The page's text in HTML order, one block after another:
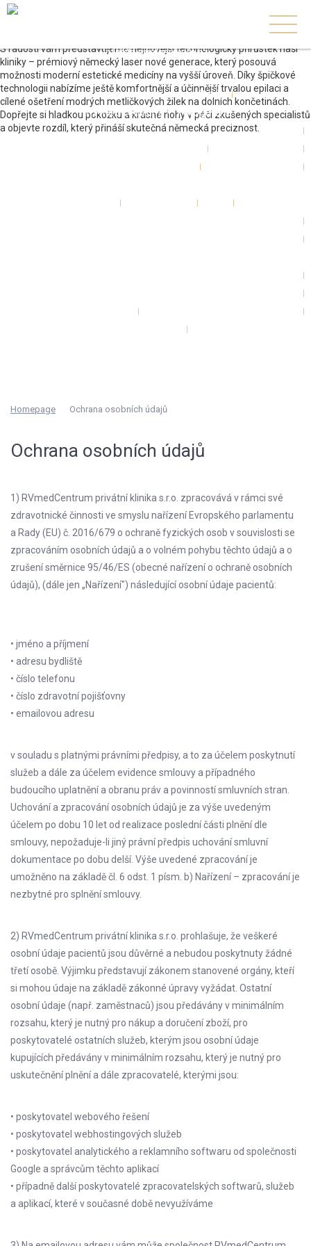
S radostí vám představujeme nejnovější technologický přírůstek naší
kliniky – prémiový německý laser nové generace, který posouvá
možnosti moderní estetické medicíny na vyšší úroveň. Díky špičkové
technologii nabízíme ještě komfortnější a účinnější trvalou epilaci a
cílené ošetření modrých metličkových žilek na dolních končetinách.
Dopřejte si hladkou pokožku a krásné nohy v péči zkušených specialistů
a objevte rozdíl, který přináší skutečná německá preciznost.
info@rvmedcentrum.cz
O nás
RVmedCentrum
Fotogalerie
Zákroky
Homepage Ochrana osobních údajů
Ochrana osobních údajů
1) RVmedCentrum privátní klinika s.r.o. zpracovává v rámci své
zdravotnické činnosti ve smyslu nařízení Evropského parlamentu
a Rady (EU) č. 2016/679 o ochraně fyzických osob v souvislosti se
zpracováním osobních údajů a o volném pohybu těchto údajů a o
zrušení směrnice 95/46/ES (obecné nařízení o ochraně osobních
údajů), (dále jen „Nařízení") následující osobní údaje pacientů:
• jméno a příjmení
• adresu bydliště
• číslo telefonu
• číslo zdravotní pojišťovny
• emailovou adresu
v souladu s platnými právními předpisy, a to za účelem poskytnutí
služeb a dále za účelem evidence smlouvy a případného
budoucího uplatnění a obranu práv a povinností smluvních stran.
Uchování a zpracování osobních údajů je za výše uvedeným
účelem po dobu 10 let od realizace poslední části plnění dle
smlouvy, nepožaduje-li jiný právní předpis uchování smluvní
dokumentace po dobu delší. Výše uvedené zpracování je
umožněno na základě čl. 6 odst. 1 písm. b) Nařízení – zpracování je
nezbytné pro splnění smlouvy.
2) RVmedCentrum privátní klinika s.r.o. prohlašuje, že veškeré
osobní údaje pacientů jsou důvěrné a nebudou poskytnuty žádné
třetí osobě. Výjimku představují zákonem stanovené orgány, kteří
si mohou údaje na základě zákonné úpravy vyžádat. Ostatní
osobní údaje (např. zaměstnaců) jsou předávány v minimálním
rozsahu, který je nutný pro nákup a doručení zboží, pro
poskytovatelé ostatních služeb, kterým jsou osobní údaje
kupujících předávány v minimálním rozsahu, který je nutný pro
uskutečnění plnění a dále zpracovatelé, kterými jsou:
• poskytovatel webového řešení
• poskytovatel webhostingových služeb
• poskytovatel analytického a reklamního softwaru od společnosti
Google a správcům těchto aplikací
• případně další poskytovatelé zpracovatelských softwarů, služeb
a aplikací, které v současné době nevyužíváme